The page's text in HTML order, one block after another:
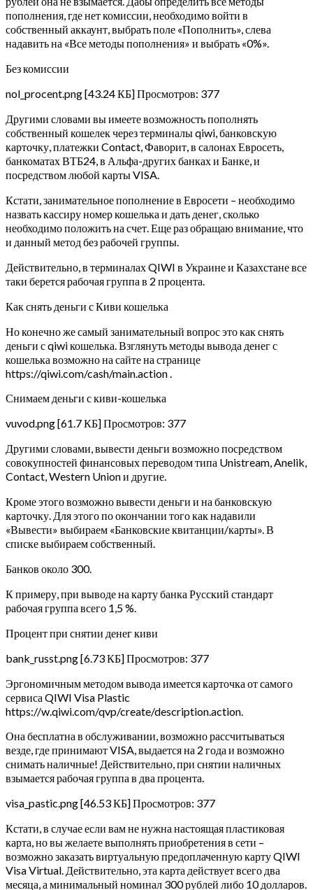
пополнения, где нет комиссии, необходимо войти в
собственный аккаунт, выбрать поле «Пополнить», слева
надавить на «Все методы пополнения» и выбрать «0%».
Без комиссии
nol_procent.png [43.24 КБ] Просмотров: 377
Другими словами вы имеете возможность пополнять
собственный кошелек через терминалы qiwi, банковскую
карточку, платежки Contact, Фаворит, в салонах Евросеть,
банкоматах ВТБ24, в Альфа-других банках и Банке, и
посредством любой карты VISA.
Кстати, занимательное пополнение в Евросети – необходимо
назвать кассиру номер кошелька и дать денег, сколько
необходимо положить на счет. Еще раз обращаю внимание, что
и данный метод без рабочей группы.
Действительно, в терминалах QIWI в Украине и Казахстане все
таки берется рабочая группа в 2 процента.
Как снять деньги с Киви кошелька
Но конечно же самый занимательный вопрос это как снять
деньги с qiwi кошелька. Взглянуть методы вывода денег с
кошелька возможно на сайте на странице
https://qiwi.com/cash/main.action .
Снимаем деньги с киви-кошелька
vuvod.png [61.7 КБ] Просмотров: 377
Другими словами, вывести деньги возможно посредством
совокупностей финансовых переводом типа Unistream, Anelik,
Contact, Western Union и другие.
Кроме этого возможно вывести деньги и на банковскую
карточку. Для этого по окончании того как надавили
«Вывести» выбираем «Банковские квитанции/карты». В
списке выбираем собственный.
Банков около 300.
К примеру, при выводе на карту банка Русский стандарт
рабочая группа всего 1,5 %.
Процент при снятии денег киви
bank_russt.png [6.73 КБ] Просмотров: 377
Эргономичным методом вывода имеется карточка от самого
сервиса QIWI Visa Plastic
https://w.qiwi.com/qvp/create/description.action.
Она бесплатна в обслуживании, возможно рассчитываться
везде, где принимают VISA, выдается на 2 года и возможно
снимать наличные! Действительно, при снятии наличных
взымается рабочая группа в два процента.
visa_pastic.png [46.53 КБ] Просмотров: 377
Кстати, в случае если вам не нужна настоящая пластиковая
карта, но вы желаете выполнять приобретения в сети –
возможно заказать виртуальную предоплаченную карту QIWI
Visa Virtual. Действительно, эта карта действует всего два
месяца, а минимальный номинал 300 рублей либо 10 долларов.